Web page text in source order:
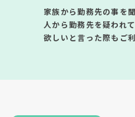
家族から勤務先の事を
人から勤務先を疑われ
欲しいと言った際もご